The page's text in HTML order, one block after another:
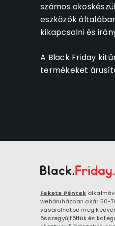
számos
eszközök
kikapcsolni és
A Black Friday
termékeket
Fekete Péntek
webáruházban akár 50-
vásárolhatod meg
összegyűjtöttük és